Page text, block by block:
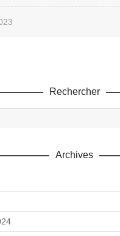
Rechercher
Archives